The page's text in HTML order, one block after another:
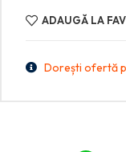
ADAUGĂ LA
Dorești ofertă